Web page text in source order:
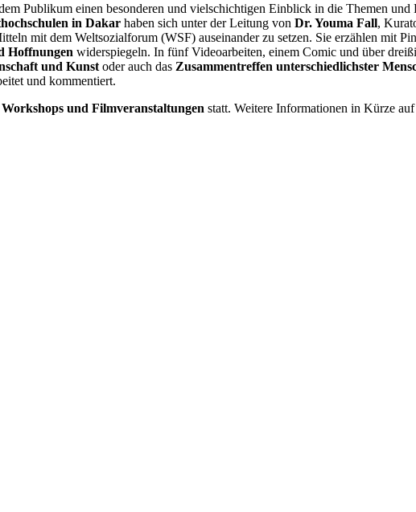
Publikum einen besonderen und vielschichtigen Einblick in die Themen
in Dakar haben sich unter der Leitung von Dr. Youma Fall,
mit dem Weltsozialforum (WSF) auseinander zu setzen. Sie erzählen mit
Hoffnungen widerspiegeln. In fünf Videoarbeiten, einem Comic und über
und Kunst oder auch das Zusammentreffen unterschiedlichster
und kommentiert.
und Filmveranstaltungen statt. Weitere Informationen in Kürze auf